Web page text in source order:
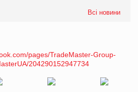
Всі новини